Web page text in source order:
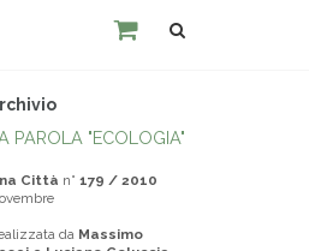
PAROLA "ECOLOGIA"
Città n° 179 / 2010
da Massimo